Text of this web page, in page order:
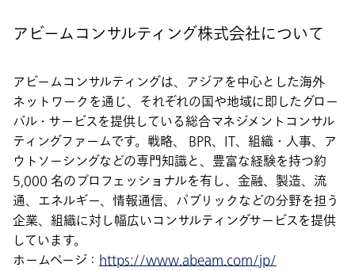
アビームコンサルティング株式会社について
アビームコンサルティングは、アジアを中心とした海外
ネットワークを通じ、それぞれの国や地域に即したグロー
バル・サービスを提供している総合マネジメントコンサル
ティングファームです。戦略、 BPR、IT、組織・人事、ア
ウトソーシングなどの専門知識と、豊富な経験を持つ約
5,000 名のプロフェッショナルを有し、金融、製造、流
通、エネルギー、情報通信、パブリックなどの分野を担う
企業、組織に対し幅広いコンサルティングサービスを提供
しています。
ホームページ： https://www.abeam.com/jp/